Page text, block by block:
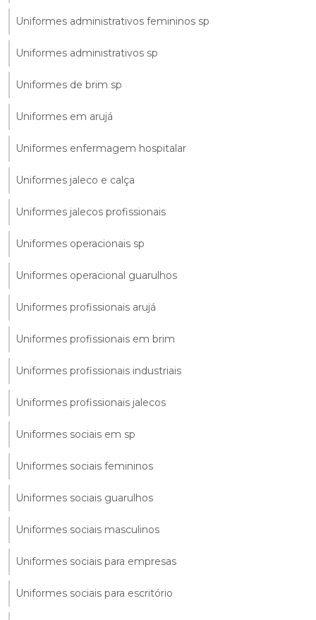
Uniformes administrativos femininos sp
Uniformes administrativos sp
Uniformes de brim sp
Uniformes em arujá
Uniformes enfermagem hospitalar
Uniformes jaleco e calça
Uniformes jalecos profissionais
Uniformes operacionais sp
Uniformes operacional guarulhos
Uniformes profissionais arujá
Uniformes profissionais em brim
Uniformes profissionais industriais
Uniformes profissionais jalecos
Uniformes sociais em sp
Uniformes sociais femininos
Uniformes sociais guarulhos
Uniformes sociais masculinos
Uniformes sociais para empresas
Uniformes sociais para escritório